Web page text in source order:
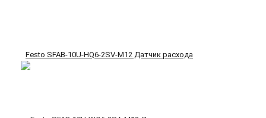
Festo SFAB-10U-HQ6-2SV-M12 Датчик расхода